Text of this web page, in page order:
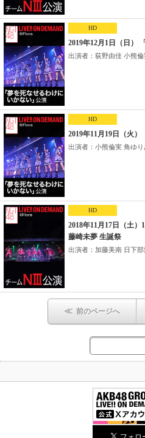
HD
2019年12月1日（日）
出演者：荻野由佳 小熊倫
HD
2019年11月19日（火
出演者：小熊倫実 角ゆり
HD
2018年11月17日（土
藤崎未夢 生誕祭
出演者：加藤美南 日下部
≪ 前のページへ